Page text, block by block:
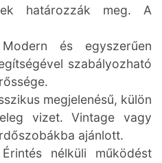
határozzák meg. A
és egyszerűen
szabályozható
megjelenésű, külön
vizet. Vintage vagy
ajánlott.
nélküli működést